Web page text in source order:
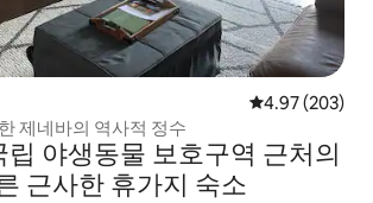
평점 4.97점(5
4.97 (203)
제네바의 역사적 정수
립 야생동물 보호구역 근처의
근사한 휴가지 숙소